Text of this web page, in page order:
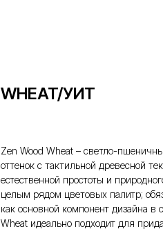
WHEAT/УИТ
Zen Wood Wheat – светло-
оттенок с тактильной древесной
естественной простоты и
целым рядом цветовых палитр;
как основной компонент дизайна в
Wheat идеально подходит для